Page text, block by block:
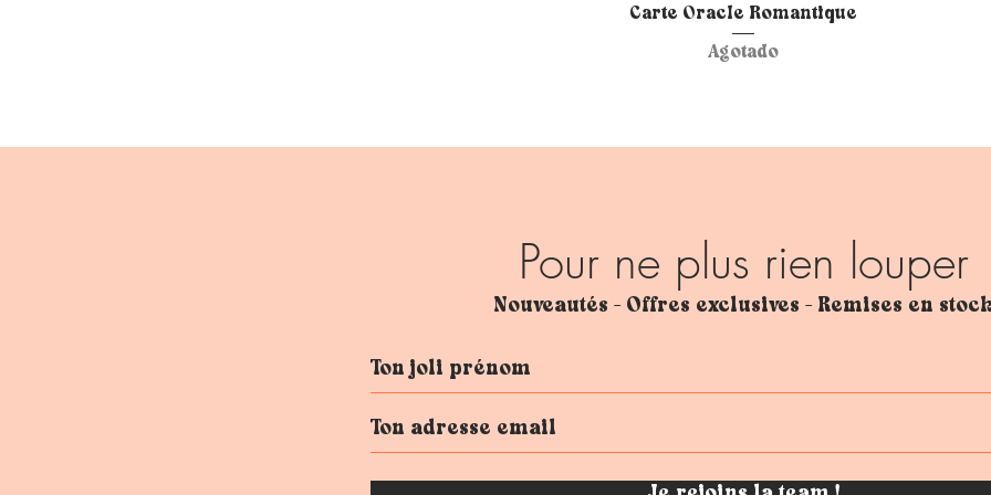
Vista rápida
Carte Oracle Romantique
Agotado
Pour ne plus rien louper
Nouveautés - Offres exclusives - Remises en